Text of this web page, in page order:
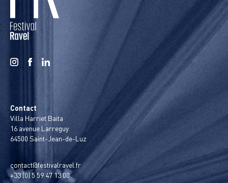
Contact
Villa Harriet Baita
16 avenue Larreguy
64500 Saint-Jean-de-Luz
contact@festivalravel.fr
+33 (0) 5 59 47 13 00